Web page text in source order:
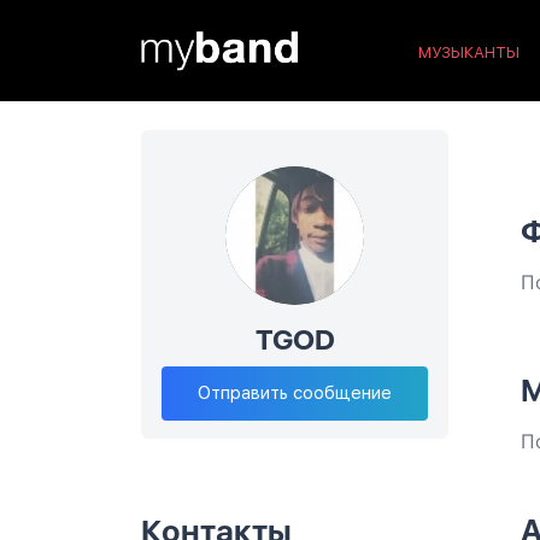
МУЗЫКАНТЫ
TGOD
Отправить сообщение
Контакты